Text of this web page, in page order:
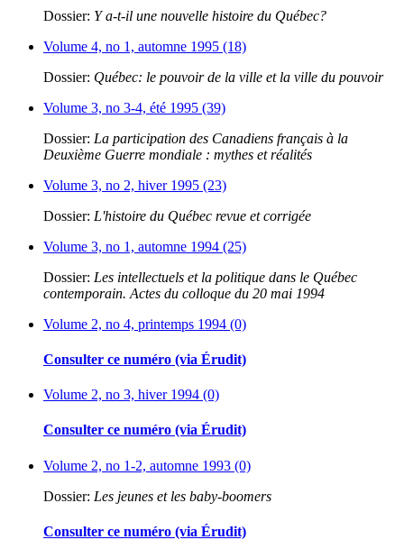
Dossier: Y a-t-il une nouvelle histoire du Québec?
Volume 4, no 1, automne 1995 (18)
Dossier: Québec: le pouvoir de la ville et la ville du pouvoir
Volume 3, no 3-4, été 1995 (39)
Dossier: La participation des Canadiens français à la
Deuxième Guerre mondiale : mythes et réalités
Volume 3, no 2, hiver 1995 (23)
Dossier: L'histoire du Québec revue et corrigée
Volume 3, no 1, automne 1994 (25)
Dossier: Les intellectuels et la politique dans le Québec
contemporain. Actes du colloque du 20 mai 1994
Volume 2, no 4, printemps 1994 (0)
Consulter ce numéro (via Érudit)
Volume 2, no 3, hiver 1994 (0)
Consulter ce numéro (via Érudit)
Volume 2, no 1-2, automne 1993 (0)
Dossier: Les jeunes et les baby-boomers
Consulter ce numéro (via Érudit)